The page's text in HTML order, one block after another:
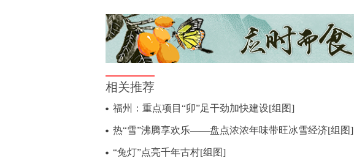
相关推荐
福州：重点项目“卯”足干劲加快建设[组图]
热“雪”沸腾享欢乐——盘点浓浓年味带旺冰雪经济[组图]
“兔灯”点亮千年古村[组图]